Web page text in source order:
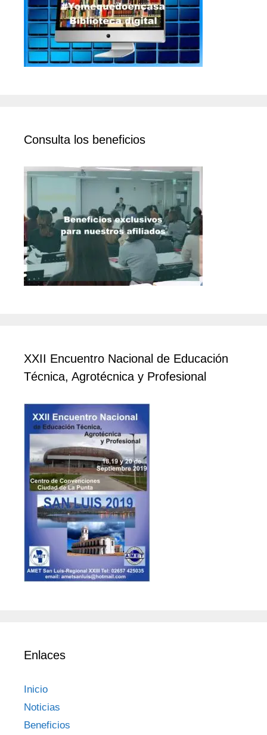
Consulta los beneficios
XXII Encuentro Nacional de Educación
Técnica, Agrotécnica y Profesional
Enlaces
Inicio
Noticias
Beneficios